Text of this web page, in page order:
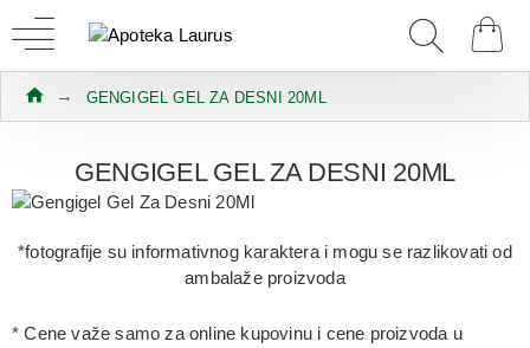
GENGIGEL GEL ZA DESNI 20ML
GENGIGEL GEL ZA DESNI 20ML
*fotografije su informativnog karaktera i mogu se razlikovati od
ambalaže proizvoda
* Cene važe samo za online kupovinu i cene proizvoda u